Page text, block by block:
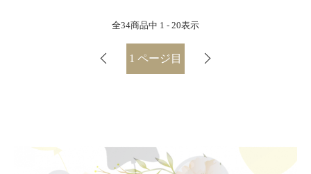
全34商品中 1 - 20表示
1 ページ目